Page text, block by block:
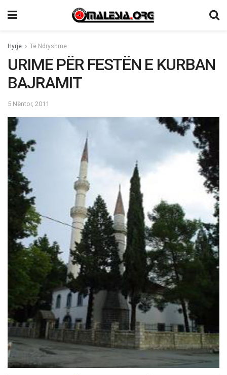
Hyrje Të Ndryshme
URIME PËR FESTËN E KURBAN
BAJRAMIT
5 Nëntor, 2011